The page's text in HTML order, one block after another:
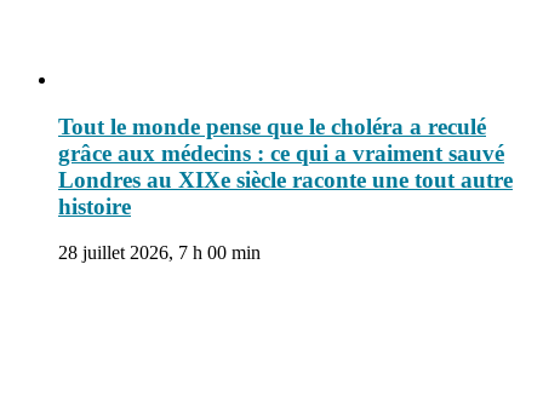
Tout le monde pense que le choléra a reculé
grâce aux médecins : ce qui a vraiment sauvé
Londres au XIXe siècle raconte une tout autre
histoire
28 juillet 2026, 7 h 00 min